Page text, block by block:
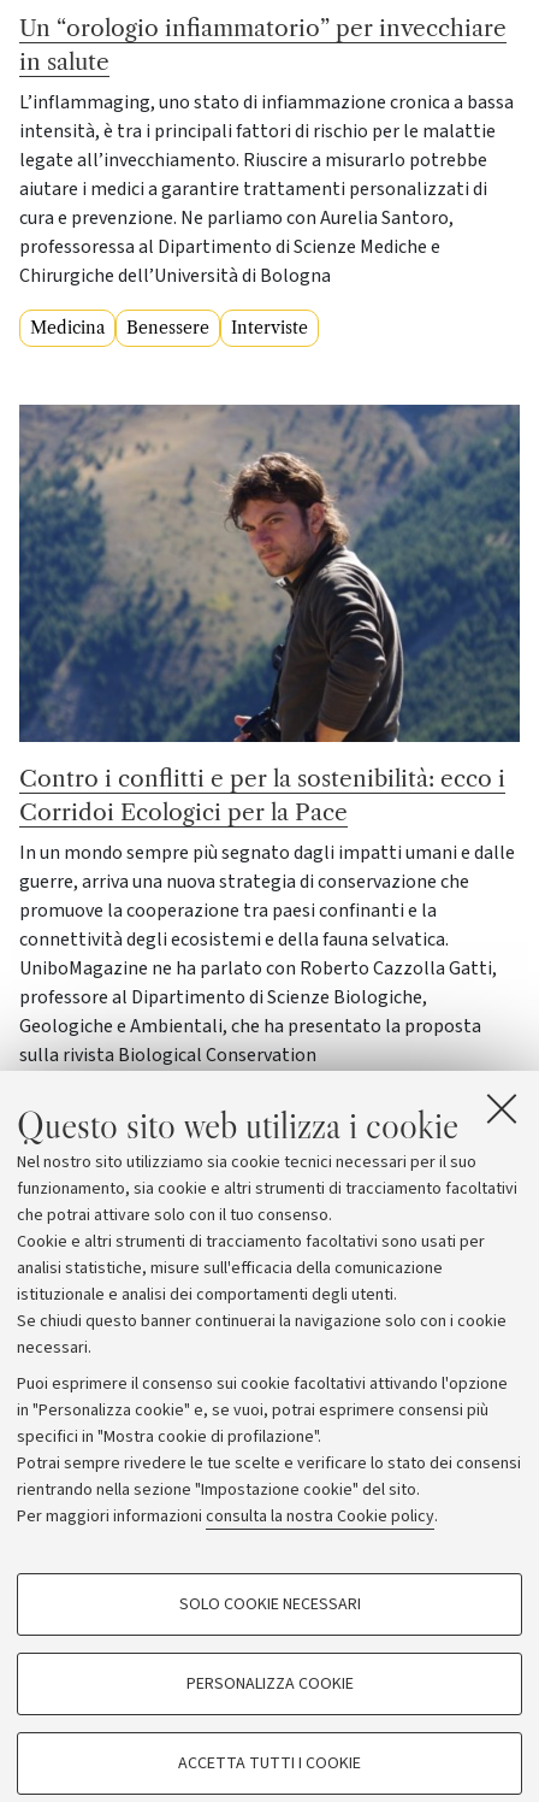
Questo sito web utilizza i cookie
Nel nostro sito utilizziamo sia cookie tecnici necessari per il suo
funzionamento, sia cookie e altri strumenti di tracciamento facoltativi
che potrai attivare solo con il tuo consenso.
Cookie e altri strumenti di tracciamento facoltativi sono usati per
analisi statistiche, misure sull'efficacia della comunicazione
istituzionale e analisi dei comportamenti degli utenti.
Se chiudi questo banner continuerai la navigazione solo con i cookie
necessari.
Puoi esprimere il consenso sui cookie facoltativi attivando l'opzione
in "Personalizza cookie" e, se vuoi, potrai esprimere consensi più
specifici in "Mostra cookie di profilazione".
Potrai sempre rivedere le tue scelte e verificare lo stato dei consensi
rientrando nella sezione "Impostazione cookie" del sito.
Per maggiori informazioni consulta la nostra Cookie policy.
COOKIE DI PROFILAZIONE - FACOLTATIVI
COOKIE TECNICI - NECESSARI
SOLO COOKIE NECESSARI
PERSONALIZZA COOKIE
ACCETTA TUTTI I COOKIE
Un “orologio infiammatorio” per invecchiare
in salute
L’inflammaging, uno stato di infiammazione cronica a bassa
intensità, è tra i principali fattori di rischio per le malattie
legate all’invecchiamento. Riuscire a misurarlo potrebbe
aiutare i medici a garantire trattamenti personalizzati di
cura e prevenzione. Ne parliamo con Aurelia Santoro,
professoressa al Dipartimento di Scienze Mediche e
Chirurgiche dell’Università di Bologna
Medicina Benessere Interviste
Contro i conflitti e per la sostenibilità: ecco i
Corridoi Ecologici per la Pace
In un mondo sempre più segnato dagli impatti umani e dalle
guerre, arriva una nuova strategia di conservazione che
promuove la cooperazione tra paesi confinanti e la
connettività degli ecosistemi e della fauna selvatica.
UniboMagazine ne ha parlato con Roberto Cazzolla Gatti,
professore al Dipartimento di Scienze Biologiche,
Geologiche e Ambientali, che ha presentato la proposta
sulla rivista Biological Conservation
Ambiente e vita Interviste
Vai all'archivio
Archivio
Comunicati stampa
Redazione
Rassegna stampa
© Copyright 2026 - ALMA MATER STUDIORUM - Università di
Bologna - Via Zamboni, 33 - 40126 Bologna - PI: 01131710376 -
CF: 80007010376